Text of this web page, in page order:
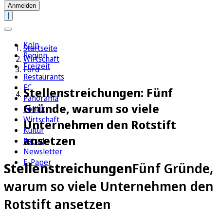
Anmelden
Köln
Region
Freizeit
Restaurants
FC
Panorama
Politik
Wirtschaft
Kultur
Rätsel
Newsletter
E-Paper
Startseite
Wirtschaft
Ford
Stellenstreichungen: Fünf
Gründe, warum so viele
Unternehmen den Rotstift
ansetzen
StellenstreichungenFünf Gründe,
warum so viele Unternehmen den
Rotstift ansetzen